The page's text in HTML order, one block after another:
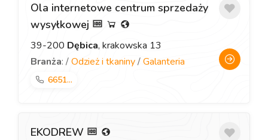
Ola internetowe centrum sprzedaży
wysyłkowej
39-200 Dębica, krakowska 13
Branża: /Odzież i tkaniny/Galanteria
6651...
EKODREW